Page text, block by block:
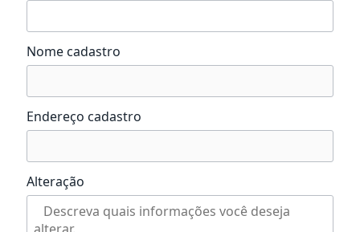
Nome cadastro
Endereço cadastro
Alteração